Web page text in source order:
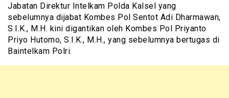
Jabatan Direktur Intelkam Polda Kalsel yang
sebelumnya dijabat Kombes Pol Sentot Adi Dharmawan,
S.I.K., M.H. kini digantikan oleh Kombes Pol Priyanto
Priyo Hutomo, S.I.K., M.H., yang sebelumnya bertugas di
Baintelkam Polri.